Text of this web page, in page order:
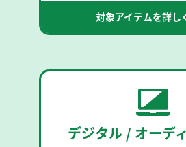
対象アイテムを詳し
デジタル / オーデ